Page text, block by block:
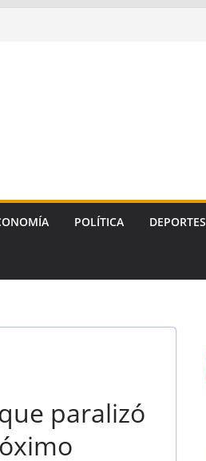
POLÍTICA DEPORTES
paralizó